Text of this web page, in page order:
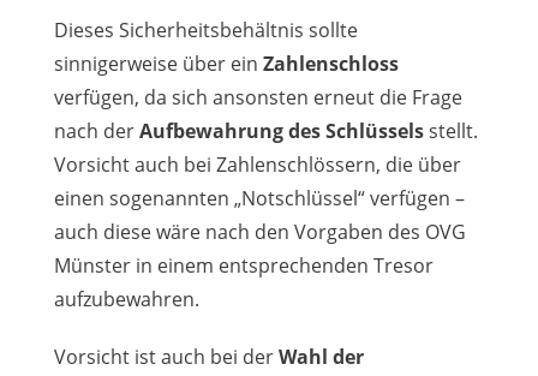
Dieses Sicherheitsbehältnis sollte
sinnigerweise über ein Zahlenschloss
verfügen, da sich ansonsten erneut die Frage
nach derAufbewahrung des Schlüsselsstellt.
Vorsicht auch bei Zahlenschlössern, die über
einen sogenannten „Notschlüssel“ verfügen –
auch diese wäre nach den Vorgaben des OVG
Münster in einem entsprechenden Tresor
aufzubewahren.
Vorsicht ist auch bei derWahl der